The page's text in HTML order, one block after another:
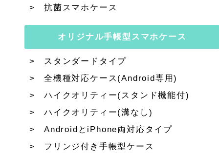
抗菌スマホケース
オリジナル手帳型スマホケース
スタンダードタイプ
全機種対応ケース(Android専用)
ハイクオリティー(スタンド機能付)
ハイクオリティー(溝なし)
AndroidとiPhone両対応タイプ
フリンジ付き手帳型ケース